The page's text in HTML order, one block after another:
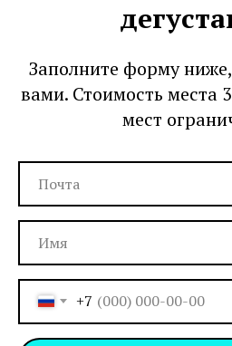
Заполните форму
вами. Стоимость места
мест
+7